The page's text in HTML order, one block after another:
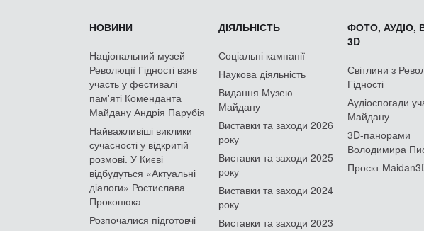
НОВИНИ
Національний музей
Революції Гідності взяв
участь у фестивалі
пам'яті Коменданта
Майдану Андрія Парубія
Найважливіші виклики
сучасності у відкритій
розмові. У Києві
відбудуться «Актуальні
діалоги» Ростислава
Прокопюка
Розпочалися підготовчі
ДІЯЛЬНІСТЬ
Соціальні кампанії
Наукова діяльність
Видання Музею
Майдану
Виставки та заходи 2026
року
Виставки та заходи 2025
року
Виставки та заходи 2024
року
Виставки та заходи 2023
ФОТО, АУДІО,
3D
Світлини з
Гідності
Аудіоспогади
Майдану
3D-панорами
Володимира
Проєкт